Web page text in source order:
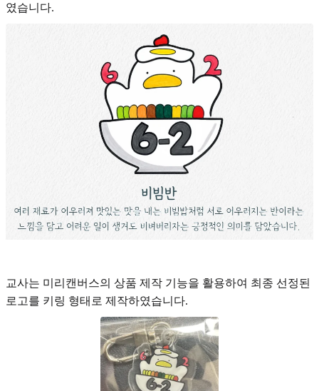
였습니다.
교사는 미리캔버스의 상품 제작 기능을 활용하여 최종 선정된
로고를 키링 형태로 제작하였습니다.